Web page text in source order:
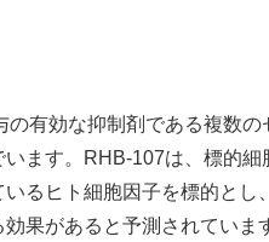
有効な抑制剤である複数
ます。RHB-107は、標的細
るヒト細胞因子を標的とし
果があると予測されていま